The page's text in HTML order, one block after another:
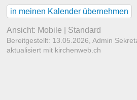
in meinen Kalender übernehmen
Ansicht: Mobile Standard
Bereitgestellt: 13.05.2026,Admin
aktualisiert mit kirchenweb.ch